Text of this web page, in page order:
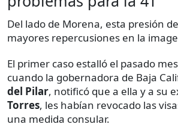
Del lado de Morena, esta presión
mayores repercusiones en la
El primer caso estalló el pasado
cuando la gobernadora de Baja
del Pilar, notificó que a ella y a su
Torres, les habían revocado las
una medida consular.